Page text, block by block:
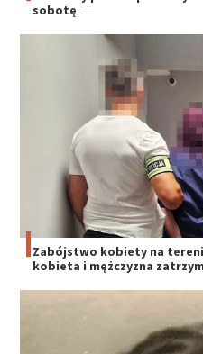
sobotę
Zabójstwo kobiety na
kobieta i mężczyzna